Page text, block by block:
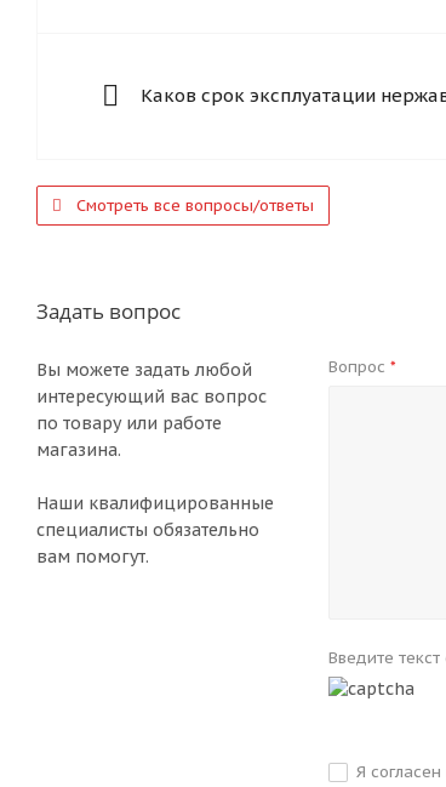
Каков срок эксплуатации
Смотреть все вопросы/ответы
Задать вопрос
Вы можете задать любой
интересующий вас вопрос
по товару или работе
магазина.
Наши квалифицированные
специалисты обязательно
вам помогут.
Вопрос*
Введите
Я